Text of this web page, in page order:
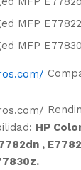
MFP
MFP
HP
,